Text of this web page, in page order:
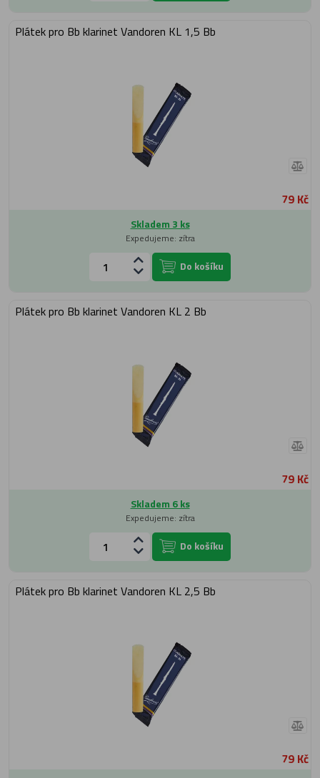
Plátek pro Bb klarinet Vandoren KL 1,5 Bb
79 Kč
Skladem 3 ks
Expedujeme: zítra
Do košíku
Plátek pro Bb klarinet Vandoren KL 2 Bb
79 Kč
Skladem 6 ks
Expedujeme: zítra
Do košíku
Plátek pro Bb klarinet Vandoren KL 2,5 Bb
79 Kč